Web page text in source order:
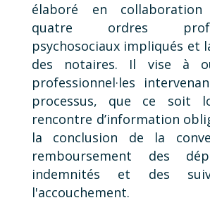
élaboré en
quatre ordres
psychosociaux impliqués et
des notaires. Il vise à
professionnel·les
processus, que ce soit
rencontre d’information
la conclusion de la
remboursement des
indemnités et des
l'accouchement.